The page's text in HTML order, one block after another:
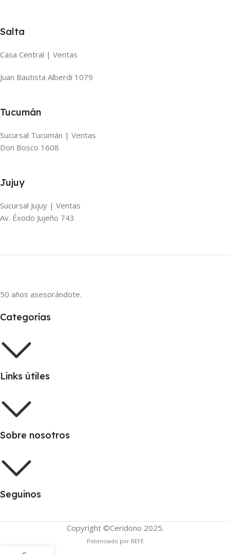
Salta
Casa Central | Ventas
Juan Bautista Alberdi 1079
Tucumán
Sucursal Tucumán | Ventas
Don Bosco 1608
Jujuy
Sucursal Jujuy | Ventas
Av. Éxodo Jujeño 743
50 años asesorándote.
Categorías
Links útiles
Sobre nosotros
Seguinos
Copyright ©Ceridono 2025.
Potenciado por REFE